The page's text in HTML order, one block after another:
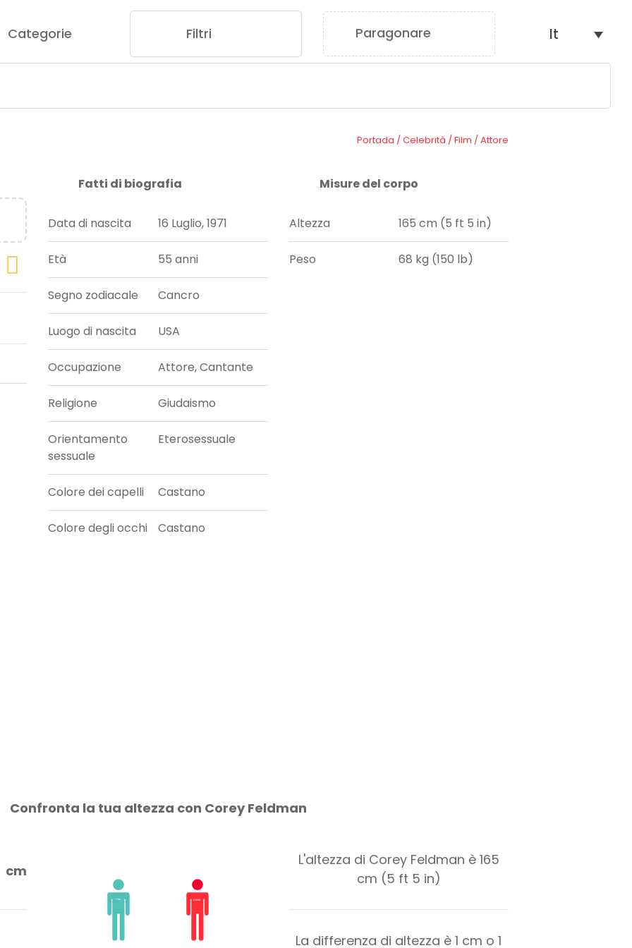
Categorie Filtri Paragonare It
Portada /Celebrità /Film /Attore
Fatti di biografia
Data di nascita 16 Luglio, 1971
Età 55 anni
Segno zodiacale Cancro
Luogo di nascita USA
Occupazione Attore, Cantante
Religione Giudaismo
Orientamento
sessuale
Eterosessuale
Colore dei capelli Castano
Colore degli occhi Castano
Misure del corpo
Altezza 165 cm (5 ft 5 in)
Peso 68 kg (150 lb)
Confronta la tua altezza con Corey Feldman
cm
L'altezza di Corey Feldman è 165
cm (5 ft 5 in)
La differenza di altezza è1 cm o1